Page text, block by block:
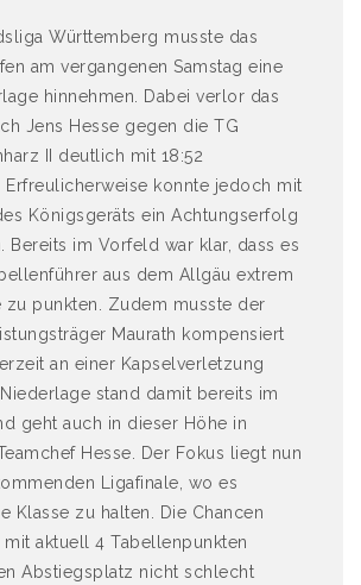
Württemberg musste das
am vergangenen Samstag eine
hinnehmen. Dabei verlor das
Jens Hesse gegen die TG
II deutlich mit 18:52
Erfreulicherweise konnte jedoch mit
Königsgeräts ein Achtungserfolg
Bereits im Vorfeld war klar, dass es
aus dem Allgäu extrem
zu punkten. Zudem musste der
Maurath kompensiert
an einer Kapselverletzung
Niederlage stand damit bereits im
geht auch in dieser Höhe in
Hesse. Der Fokus liegt nun
Ligafinale, wo es
Klasse zu halten. Die Chancen
aktuell 4 Tabellenpunkten
Abstiegsplatz nicht schlecht